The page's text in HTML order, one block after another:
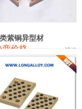
26,400 100
100
24,400
紫铜异型材
商价格 骏达